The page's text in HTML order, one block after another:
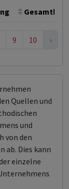
9 10 ›
Quellen und
und
von den
ab. Dies kann
einzelne